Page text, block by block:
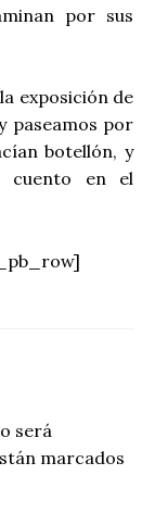
por sus
exposición de
paseamos por
botellón, y
cuento en el
será
marcados